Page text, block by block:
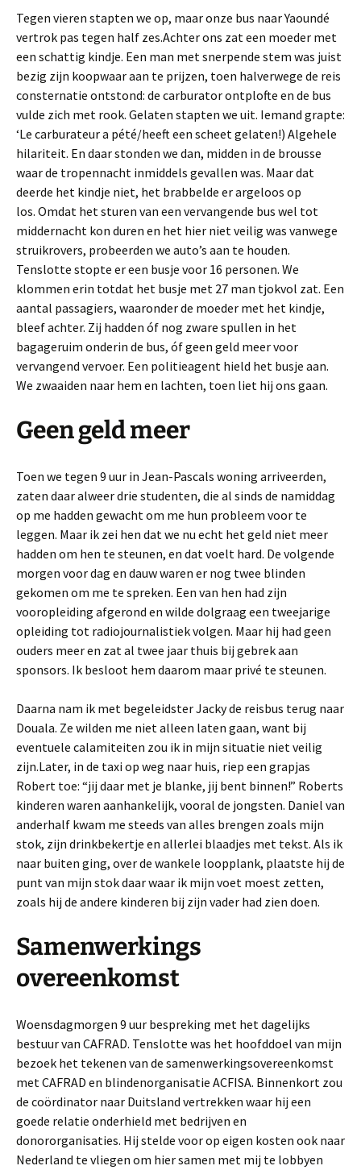
Tegen vieren stapten we op, maar onze bus naar Yaoundé
vertrok pas tegen half zes.Achter ons zat een moeder met
een schattig kindje. Een man met snerpende stem was juist
bezig zijn koopwaar aan te prijzen, toen halverwege de reis
consternatie ontstond: de carburator ontplofte en de bus
vulde zich met rook. Gelaten stapten we uit. Iemand grapte:
‘Le carburateur a pété/heeft een scheet gelaten!) Algehele
hilariteit. En daar stonden we dan, midden in de brousse
waar de tropennacht inmiddels gevallen was. Maar dat
deerde het kindje niet, het brabbelde er argeloos op
los. Omdat het sturen van een vervangende bus wel tot
middernacht kon duren en het hier niet veilig was vanwege
struikrovers, probeerden we auto’s aan te houden.
Tenslotte stopte er een busje voor 16 personen. We
klommen erin totdat het busje met 27 man tjokvol zat. Een
aantal passagiers, waaronder de moeder met het kindje,
bleef achter. Zij hadden óf nog zware spullen in het
bagageruim onderin de bus, óf geen geld meer voor
vervangend vervoer. Een politieagent hield het busje aan.
We zwaaiden naar hem en lachten, toen liet hij ons gaan.
Geen geld meer
Toen we tegen 9 uur in Jean-Pascals woning arriveerden,
zaten daar alweer drie studenten, die al sinds de namiddag
op me hadden gewacht om me hun probleem voor te
leggen. Maar ik zei hen dat we nu echt het geld niet meer
hadden om hen te steunen, en dat voelt hard. De volgende
morgen voor dag en dauw waren er nog twee blinden
gekomen om me te spreken. Een van hen had zijn
vooropleiding afgerond en wilde dolgraag een tweejarige
opleiding tot radiojournalistiek volgen. Maar hij had geen
ouders meer en zat al twee jaar thuis bij gebrek aan
sponsors. Ik besloot hem daarom maar privé te steunen.
Daarna nam ik met begeleidster Jacky de reisbus terug naar
Douala. Ze wilden me niet alleen laten gaan, want bij
eventuele calamiteiten zou ik in mijn situatie niet veilig
zijn.Later, in de taxi op weg naar huis, riep een grapjas
Robert toe: “jij daar met je blanke, jij bent binnen!” Roberts
kinderen waren aanhankelijk, vooral de jongsten. Daniel van
anderhalf kwam me steeds van alles brengen zoals mijn
stok, zijn drinkbekertje en allerlei blaadjes met tekst. Als ik
naar buiten ging, over de wankele loopplank, plaatste hij de
punt van mijn stok daar waar ik mijn voet moest zetten,
zoals hij de andere kinderen bij zijn vader had zien doen.
Samenwerkings
overeenkomst
Woensdagmorgen 9 uur bespreking met het dagelijks
bestuur van CAFRAD. Tenslotte was het hoofddoel van mijn
bezoek het tekenen van de samenwerkingsovereenkomst
met CAFRAD en blindenorganisatie ACFISA. Binnenkort zou
de coördinator naar Duitsland vertrekken waar hij een
goede relatie onderhield met bedrijven en
donororganisaties. Hij stelde voor op eigen kosten ook naar
Nederland te vliegen om hier samen met mij te lobbyen